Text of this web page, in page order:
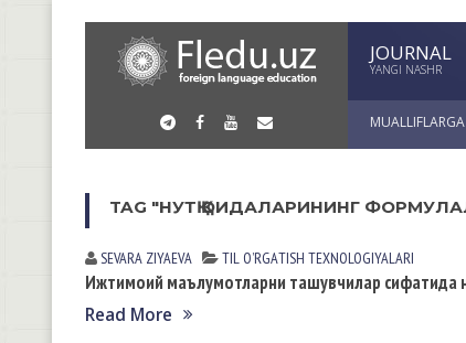
JOURNAL
YANGI NASHR
MUALLIFLARGA
TAG "НУТҚ ҚОИДАЛАРИНИНГ
SEVARA ZIYAEVА TIL OʼRGАTISH TEXNOLOGIYALАRI
Ижтимоий маълумотларни ташувчилар сифатида
Read More